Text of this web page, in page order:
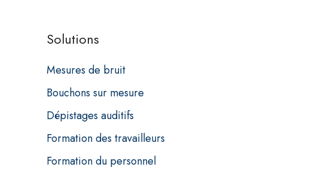
Solutions
Mesures de bruit
Bouchons sur mesure
Dépistages auditifs
Formation des travailleurs
Formation du personnel